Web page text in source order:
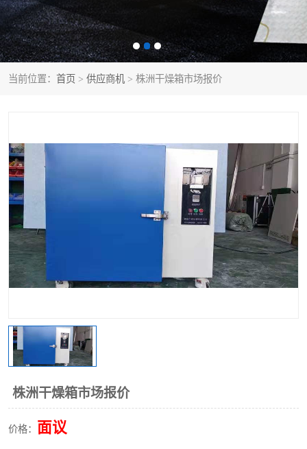
当前位置： 首页 > 供应商机 > 株洲干燥箱市场报价
株洲干燥箱市场报价
价格： 面议